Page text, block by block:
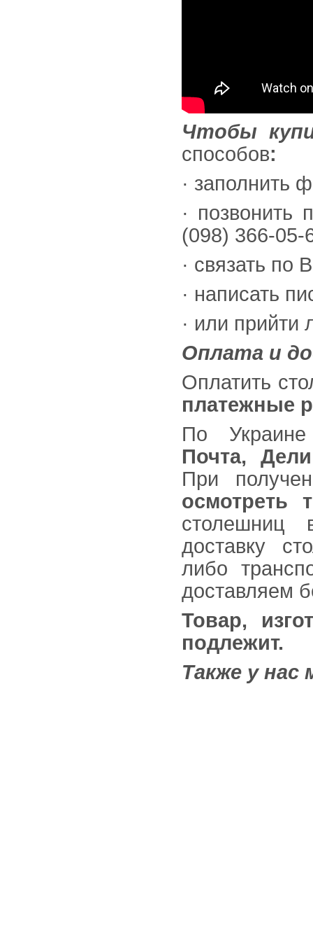
Чтобы
способов:
· заполнить
·
(098) 366-05-
· связать по
· написать
· или прийти
Оплата и
Оплатить
платежные
По
Почта,
При
осмотреть
столешниц
доставку
либо
доставляем
Товар,
подлежит.
Также у